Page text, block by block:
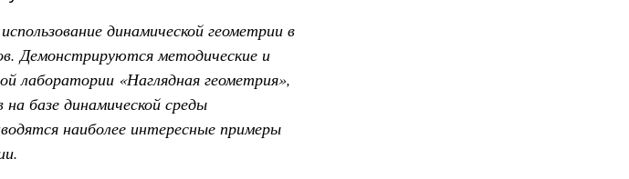
динамической геометрии в
Демонстрируются методические и
лаборатории «Наглядная геометрия»,
на базе динамической среды
наиболее интересные примеры